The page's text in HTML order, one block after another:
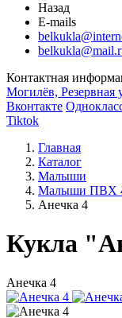
Назад
E-mails
Контактная
Могилёв, Резервная
Вконтакте
Tiktok
Главная
Каталог
Малыши
Малыши ПВХ
Анечка 4
Кукла
Анечка 4